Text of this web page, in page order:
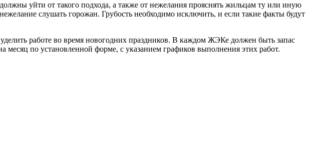
уйти от такого подхода, а также от нежелания прояснять жильцам ту или иную
слушать горожан. Грубость необходимо исключить, и если такие факты будут
работе во время новогодних праздников. В каждом ЖЭКе должен быть запас
по установленной форме, с указанием графиков выполнения этих работ.